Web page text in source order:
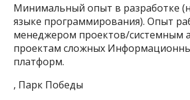
Минимальный опыт в разработке
языке программирования). Опыт
менеджером проектов/системным
проектам сложных
платформ.
, Парк Победы